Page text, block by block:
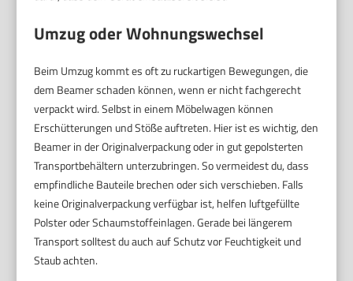
Umzug oder Wohnungswechsel
Beim Umzug kommt es oft zu ruckartigen Bewegungen, die
dem Beamer schaden können, wenn er nicht fachgerecht
verpackt wird. Selbst in einem Möbelwagen können
Erschütterungen und Stöße auftreten. Hier ist es wichtig, den
Beamer in der Originalverpackung oder in gut gepolsterten
Transportbehältern unterzubringen. So vermeidest du, dass
empfindliche Bauteile brechen oder sich verschieben. Falls
keine Originalverpackung verfügbar ist, helfen luftgefüllte
Polster oder Schaumstoffeinlagen. Gerade bei längerem
Transport solltest du auch auf Schutz vor Feuchtigkeit und
Staub achten.